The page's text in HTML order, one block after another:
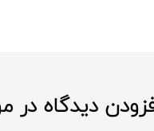
تشخیص دهند شهروندان شهر
دیدگاه در